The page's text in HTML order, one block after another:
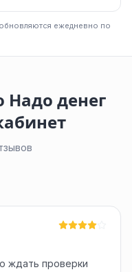
ежедневно по
Надо денег
ждать проверки